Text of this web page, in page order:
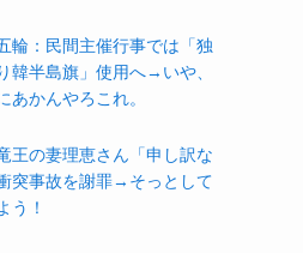
輪：民間主催行事では「独
韓半島旗」使用へ→いや、
あかんやろこれ。
王の妻理恵さん「申し訳な
突事故を謝罪→そっとして
う！